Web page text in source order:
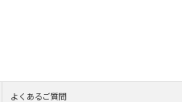
よくあるご質問